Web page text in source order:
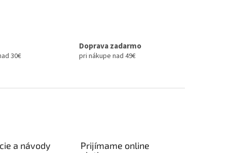
30€
Doprava zadarmo
pri nákupe nad 49€
a návody
Prijímame online